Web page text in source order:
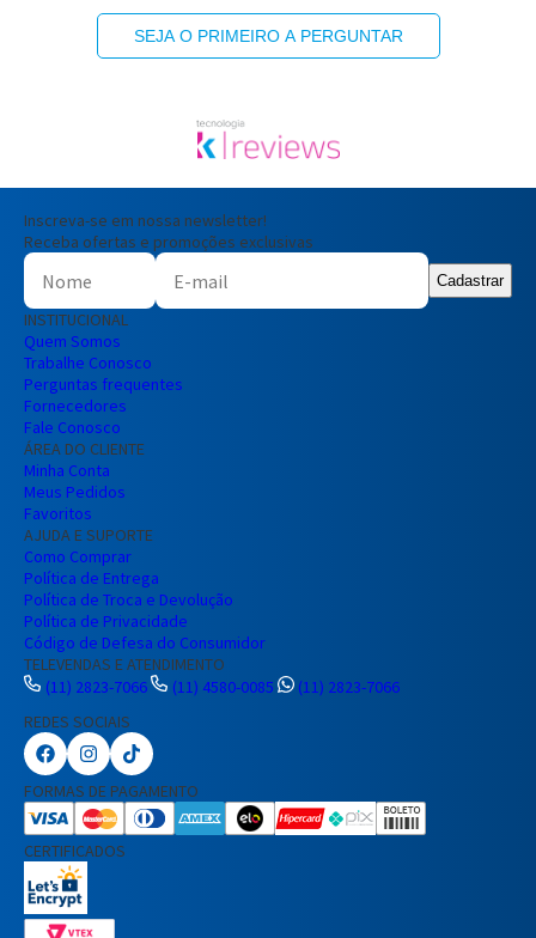
SEJA O PRIMEIRO A PERGUNTAR
Inscreva-se em nossa newsletter!
Receba ofertas e promoções exclusivas
Cadastrar
INSTITUCIONAL
Quem Somos
Trabalhe Conosco
Perguntas frequentes
Fornecedores
Fale Conosco
ÁREA DO CLIENTE
Minha Conta
Meus Pedidos
Favoritos
AJUDA E SUPORTE
Como Comprar
Política de Entrega
Política de Troca e Devolução
Política de Privacidade
Código de Defesa do Consumidor
TELEVENDAS E ATENDIMENTO
(11) 2823-7066
(11) 4580-0085
(11) 2823-7066
REDES SOCIAIS
FORMAS DE PAGAMENTO
CERTIFICADOS
Nome Completo